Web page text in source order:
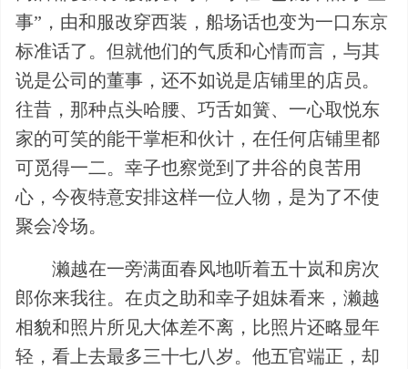
事”，由和服改穿西装，船场话也变为一口东京
标准话了。但就他们的气质和心情而言，与其
说是公司的董事，还不如说是店铺里的店员。
往昔，那种点头哈腰、巧舌如簧、一心取悦东
家的可笑的能干掌柜和伙计，在任何店铺里都
可觅得一二。幸子也察觉到了井谷的良苦用
心，今夜特意安排这样一位人物，是为了不使
聚会冷场。
濑越在一旁满面春风地听着五十岚和房次
郎你来我往。在贞之助和幸子姐妹看来，濑越
相貌和照片所见大体差不离，比照片还略显年
轻，看上去最多三十七八岁。他五官端正，却